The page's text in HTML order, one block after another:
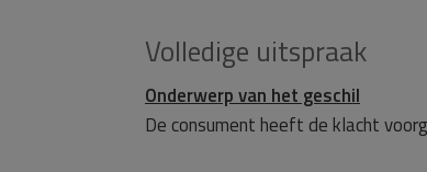
Volledige uitspraak
Onderwerp van het geschil
De consument heeft de klacht